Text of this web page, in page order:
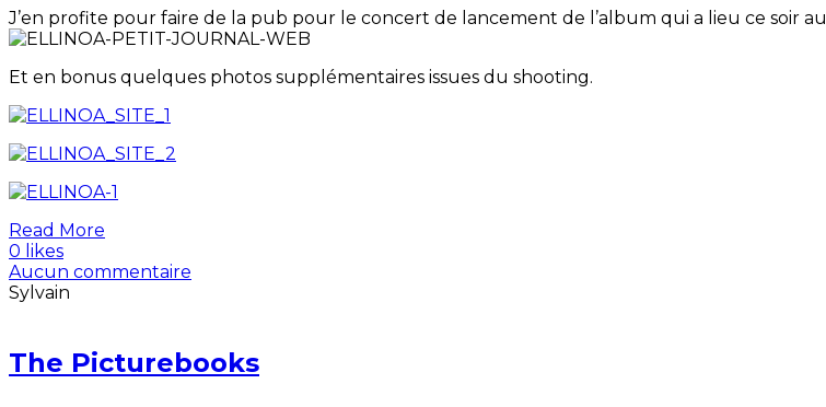
J’en profite pour faire de la pub pour le concert de lancement de l’album qui a lieu ce soir au
Et en bonus quelques photos supplémentaires issues du shooting.
Read More
0 likes
Aucun commentaire
Sylvain
The Picturebooks